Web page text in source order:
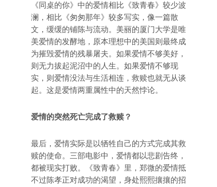
《同桌的你》中的爱情相比《致青春》较少波
澜，相比《匆匆那年》较多写实，像一篇散
文，缓缓的铺陈与流动。美丽的厦门大学是唯
美爱情的发酵地，原本理想中的美国则最终成
为摧毁爱情的残暴屠夫。如果爱情不够美好，
则无力拔起泥沼中的人生。如果爱情不够现
实，则爱情没法与生活相连，救赎也就无从谈
起。这是爱情两重属性中的天然悖论。
爱情的突然死亡完成了救赎？
最后，爱情实际是以牺牲自己的方式完成其救
赎的使命。三部电影中，爱情都以悲剧告终，
都被现实打败。《致青春》里，郑微的爱情抵
不过陈孝正对成功的渴望，身处熙熙攘攘的招